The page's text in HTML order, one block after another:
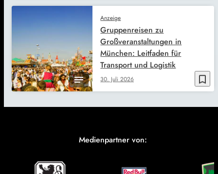
bookmark_border
Anzeige
30. Juli 2026
Gruppenreisen zu
Großveranstaltungen in
München: Leitfaden für
Transport und Logistik
Medienpartner von: